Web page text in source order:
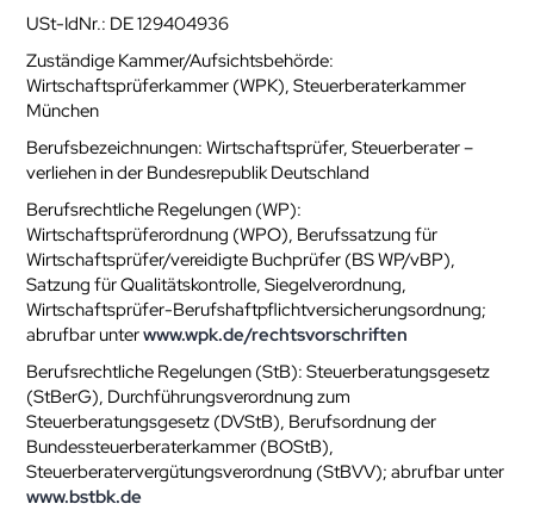
USt-IdNr.: DE 129404936
Zuständige Kammer/Aufsichtsbehörde:
Wirtschaftsprüferkammer (WPK), Steuerberaterkammer
München
Berufsbezeichnungen: Wirtschaftsprüfer, Steuerberater –
verliehen in der Bundesrepublik Deutschland
Berufsrechtliche Regelungen (WP):
Wirtschaftsprüferordnung (WPO), Berufssatzung für
Wirtschaftsprüfer/vereidigte Buchprüfer (BS WP/vBP),
Satzung für Qualitätskontrolle, Siegelverordnung,
Wirtschaftsprüfer-Berufshaftpflichtversicherungsordnung;
abrufbar unterwww.wpk.de/rechtsvorschriften
Berufsrechtliche Regelungen (StB): Steuerberatungsgesetz
(StBerG), Durchführungsverordnung zum
Steuerberatungsgesetz (DVStB), Berufsordnung der
Bundessteuerberaterkammer (BOStB),
Steuerberatervergütungsverordnung (StBVV); abrufbar unter
www.bstbk.de